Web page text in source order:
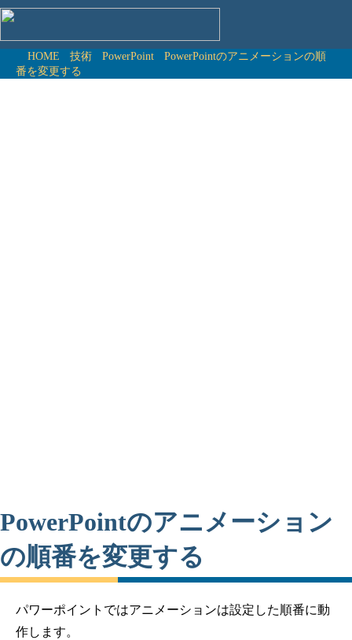
HOME 技術 PowerPoint
PowerPointのアニメーションの順
番を変更する
PowerPointのアニメーション
の順番を変更する
パワーポイントではアニメーションは設定した順番に動
作します。